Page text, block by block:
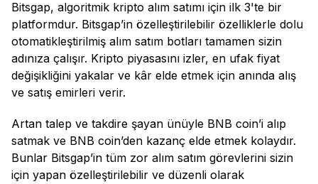
Bitsgap, algoritmik kripto alım satımı için ilk 3'te bir
platformdur. Bitsgap’in özelleştirilebilir özelliklerle dolu
otomatikleştirilmiş alım satım botları tamamen sizin
adınıza çalışır. Kripto piyasasını izler, en ufak fiyat
değişikliğini yakalar ve kâr elde etmek için anında alış
ve satış emirleri verir.
Artan talep ve takdire şayan ünüyle BNB coin’i alıp
satmak ve BNB coin’den kazanç elde etmek kolaydır.
Bunlar Bitsgap’in tüm zor alım satım görevlerini sizin
için yapan özelleştirilebilir ve düzenli olarak